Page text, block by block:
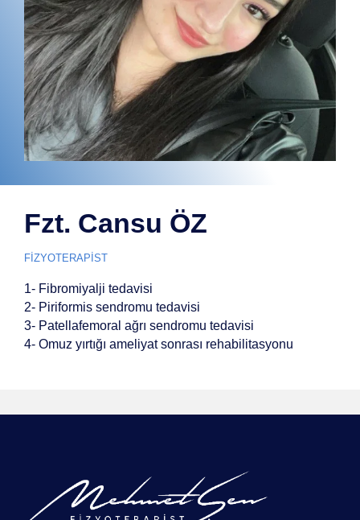
Fzt. Cansu ÖZ
FİZYOTERAPİST
1- Fibromiyalji tedavisi
2- Piriformis sendromu tedavisi
3- Patellafemoral ağrı sendromu tedavisi
4- Omuz yırtığı ameliyat sonrası rehabilitasyonu